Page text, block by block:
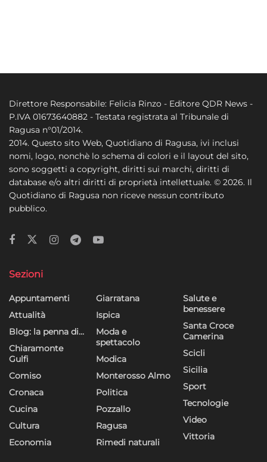
Direttore Responsabile: Felicia Rinzo - Editore QDR News -
P.IVA 01673640882 - Testata registrata al Tribunale di
Ragusa n°01/2014.
2014. Questo sito Web, Quotidiano di Ragusa, ivi inclusi
nomi, logo, nonchè lo schema di colori e il layout del sito,
sono soggetti a copyright, diritti sui marchi, diritti di
database e/o altri diritti di proprietà intellettuale. © 2026. Il
Quotidiano di Ragusa non riceve nessun contributo
pubblico.
Sezioni
Appuntamenti
Attualità
Blog: la penna di…
Chiaramonte
Gulfi
Comiso
Cronaca
Cucina
Cultura
Economia
Giarratana
Ispica
Moda e
spettacolo
Modica
Monterosso Almo
Politica
Pozzallo
Ragusa
Rimedi naturali
Salute e
benessere
Santa Croce
Camerina
Scicli
Sicilia
Sport
Tecnologie
Video
Vittoria